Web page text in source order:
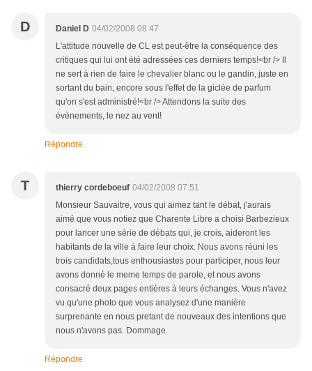
D Daniel D 04/02/2008 08:47
L'attitude nouvelle de CL est peut-être la conséquence des
critiques qui lui ont été adressées ces derniers temps!<br /> Il
ne sert à rien de faire le chevalier blanc ou le gandin, juste en
sortant du bain, encore sous l'effet de la giclée de parfum
qu'on s'est administré!<br /> Attendons la suite des
évènements, le nez au vent!
Répondre
T thierry cordeboeuf 04/02/2008 07:51
Monsieur Sauvaitre, vous qui aimez tant le débat, j'aurais
aimé que vous notiez que Charente Libre a choisi Barbezieux
pour lancer une série de débats qui, je crois, aideront les
habitants de la ville à faire leur choix. Nous avons réuni les
trois candidats,tous enthousiastes pour participer, nous leur
avons donné le meme temps de parole, et nous avons
consacré deux pages entières à leurs échanges. Vous n'avez
vu qu'une photo que vous analysez d'une manière
surprenante en nous pretant de nouveaux des intentions que
nous n'avons pas. Dommage.
Répondre